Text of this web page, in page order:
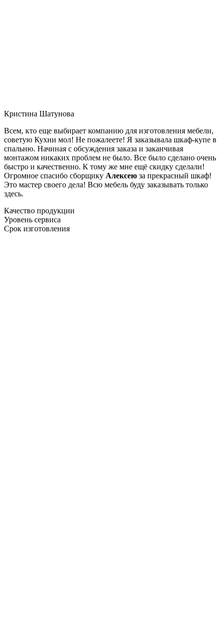
Кристина Шатунова
Всем, кто еще выбирает компанию для изготовления мебели,
советую Кухни мол! Не пожалеете! Я заказывала шкаф-купе в
спальню. Начиная с обсуждения заказа и заканчивая
монтажом никаких проблем не было. Все было сделано очень
быстро и качественно. К тому же мне ещё скидку сделали!
Огромное спасибо сборщику Алексею за прекрасный шкаф!
Это мастер своего дела! Всю мебель буду заказывать только
здесь.
Качество продукции
Уровень сервиса
Срок изготовления